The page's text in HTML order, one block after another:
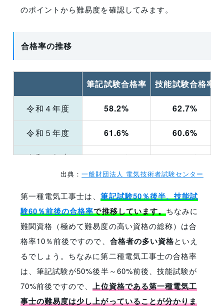
のポイントから難易度を確認してみます。
合格率の推移
筆記試験合格率 技能試験合格率
令和４年度 58.2% 62.7%
令和５年度 61.6% 60.6%
令和６年度 56.7% 59.3%
令和７年度下期 57.9% 60.3%
出典：一般財団法人 電気技術者試験センター
第一種電気工事士は、筆記試験50％後半、技能試
験60％前後の合格率で推移しています。ちなみに
難関資格（極めて難易度の高い資格の総称）は合
格率10％前後ですので、 合格者の多い資格といえ
るでしょう。ちなみに第二種電気工事士の合格率
は、筆記試験が50%後半～60%前後、技能試験が
70%前後ですので、 上位資格である第一種電気工
事士の難易度は少し上がっていることが分かりま